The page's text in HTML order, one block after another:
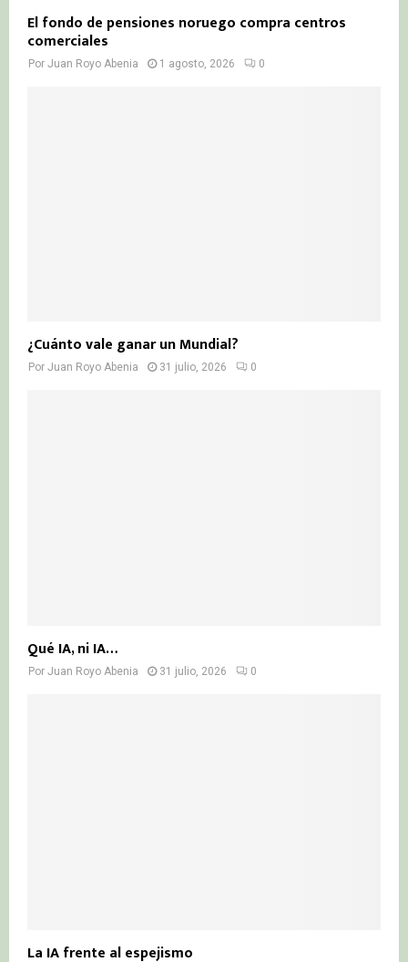
El fondo de pensiones noruego compra centros
comerciales
Por Juan Royo Abenia 1 agosto, 2026 0
¿Cuánto vale ganar un Mundial?
Por Juan Royo Abenia 31 julio, 2026 0
Qué IA, ni IA…
Por Juan Royo Abenia 31 julio, 2026 0
La IA frente al espejismo